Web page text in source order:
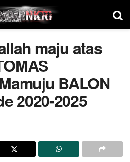
maju atas
BALON
2020-2025